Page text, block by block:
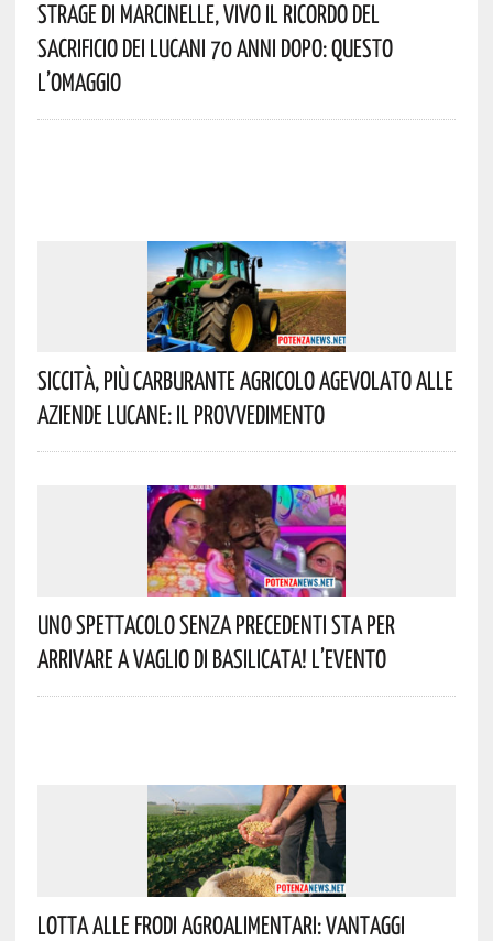
Strage Di Marcinelle, Vivo Il Ricordo Del
Sacrificio Dei Lucani 70 Anni Dopo: Questo
L’omaggio
Siccità, Più Carburante Agricolo Agevolato Alle
Aziende Lucane: Il Provvedimento
Uno Spettacolo Senza Precedenti Sta Per
Arrivare A Vaglio Di Basilicata! L’evento
Lotta Alle Frodi Agroalimentari: Vantaggi